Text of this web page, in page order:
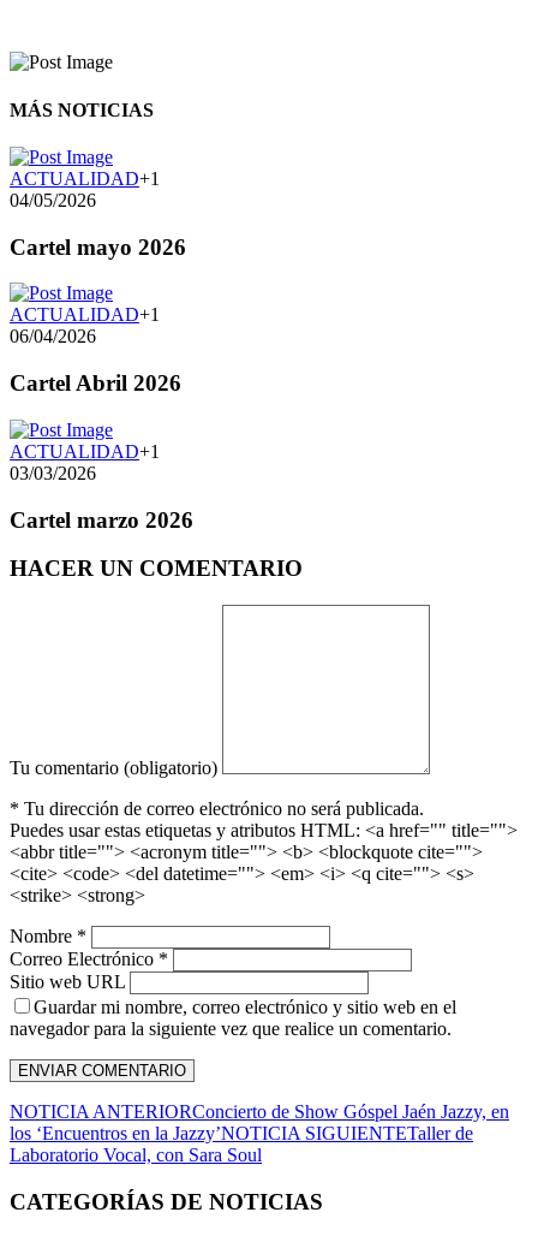
MÁS NOTICIAS
ACTUALIDAD+1
04/05/2026
Cartel mayo 2026
ACTUALIDAD+1
06/04/2026
Cartel Abril 2026
ACTUALIDAD+1
03/03/2026
Cartel marzo 2026
HACER UN COMENTARIO
Tu comentario (obligatorio)
* Tu dirección de correo electrónico no será publicada.
Puedes usar estas etiquetas y atributos HTML: <a href="" title="">
<abbr title=""> <acronym title=""> <b> <blockquote cite="">
<cite> <code> <del datetime=""> <em> <i> <q cite=""> <s>
<strike> <strong>
Nombre *
Correo Electrónico *
Sitio web URL
Guardar mi nombre, correo electrónico y sitio web en el
navegador para la siguiente vez que realice un comentario.
NOTICIA ANTERIORConcierto de Show Góspel Jaén Jazzy, en
los ‘Encuentros en la Jazzy’NOTICIA SIGUIENTETaller de
Laboratorio Vocal, con Sara Soul
CATEGORÍAS DE NOTICIAS